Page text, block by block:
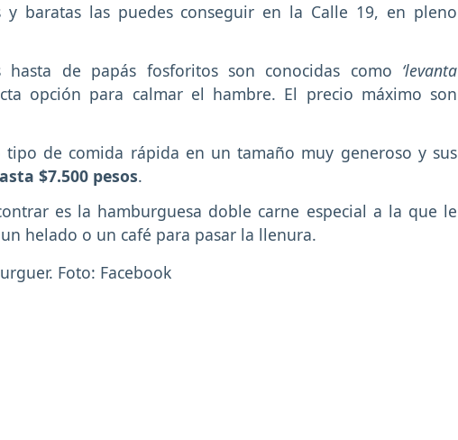
y baratas las puedes conseguir en la Calle 19, en pleno
hasta de papás fosforitos son conocidas como ‘levanta
opción para calmar el hambre. El precio máximo son
de comida rápida en un tamaño muy generoso y sus
$7.500 pesos.
es la hamburguesa doble carne especial a la que le
helado o un café para pasar la llenura.